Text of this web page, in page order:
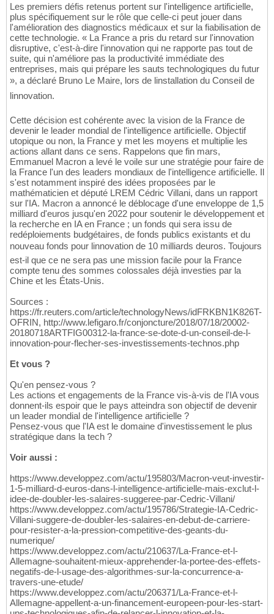
Les premiers défis retenus portent sur l'intelligence artificielle,
plus spécifiquement sur le rôle que celle-ci peut jouer dans
l'amélioration des diagnostics médicaux et sur la fiabilisation de
cette technologie. « La France a pris du retard sur l'innovation
disruptive, c'est-à-dire l'innovation qui ne rapporte pas tout de
suite, qui n'améliore pas la productivité immédiate des
entreprises, mais qui prépare les sauts technologiques du futur
», a déclaré Bruno Le Maire, lors de linstallation du Conseil de
linnovation.
Cette décision est cohérente avec la vision de la France de
devenir le leader mondial de l'intelligence artificielle. Objectif
utopique ou non, la France y met les moyens et multiplie les
actions allant dans ce sens. Rappelons que fin mars,
Emmanuel Macron a levé le voile sur une stratégie pour faire de
la France l'un des leaders mondiaux de l'intelligence artificielle. Il
s'est notamment inspiré des idées proposées par le
mathématicien et député LREM Cédric Villani, dans un rapport
sur l'IA. Macron a annoncé le déblocage d'une enveloppe de 1,5
milliard d'euros jusqu'en 2022 pour soutenir le développement et
la recherche en IA en France ; un fonds qui sera issu de
redéploiements budgétaires, de fonds publics existants et du
nouveau fonds pour linnovation de 10 milliards deuros. Toujours
est-il que ce ne sera pas une mission facile pour la France
compte tenu des sommes colossales déjà investies par la
Chine et les États-Unis.
Sources :
https://fr.reuters.com/article/technologyNews/idFRKBN1K826T-
OFRIN, http://www.lefigaro.fr/conjoncture/2018/07/18/20002-
20180718ARTFIG00312-la-france-se-dote-d-un-conseil-de-l-
innovation-pour-flecher-ses-investissements-technos.php
Et vous ?
Qu'en pensez-vous ?
Les actions et engagements de la France vis-à-vis de l'IA vous
donnent-ils espoir que le pays atteindra son objectif de devenir
un leader mondial de l'intelligence artificielle ?
Pensez-vous que l'IA est le domaine d'investissement le plus
stratégique dans la tech ?
Voir aussi :
https://www.developpez.com/actu/195803/Macron-veut-investir-
1-5-milliard-d-euros-dans-l-intelligence-artificielle-mais-exclut-l-
idee-de-doubler-les-salaires-suggeree-par-Cedric-Villani/
https://www.developpez.com/actu/195786/Strategie-IA-Cedric-
Villani-suggere-de-doubler-les-salaires-en-debut-de-carriere-
pour-resister-a-la-pression-competitive-des-geants-du-
numerique/
https://www.developpez.com/actu/210637/La-France-et-l-
Allemagne-souhaitent-mieux-apprehender-la-portee-des-effets-
negatifs-de-l-usage-des-algorithmes-sur-la-concurrence-a-
travers-une-etude/
https://www.developpez.com/actu/206371/La-France-et-l-
Allemagne-appellent-a-un-financement-europeen-pour-les-start-